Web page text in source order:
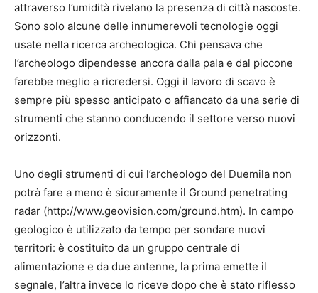
attraverso l’umidità rivelano la presenza di città nascoste.
Sono solo alcune delle innumerevoli tecnologie oggi
usate nella ricerca archeologica. Chi pensava che
l’archeologo dipendesse ancora dalla pala e dal piccone
farebbe meglio a ricredersi. Oggi il lavoro di scavo è
sempre più spesso anticipato o affiancato da una serie di
strumenti che stanno conducendo il settore verso nuovi
orizzonti.
Uno degli strumenti di cui l’archeologo del Duemila non
potrà fare a meno è sicuramente il Ground penetrating
radar (http://www.geovision.com/ground.htm). In campo
geologico è utilizzato da tempo per sondare nuovi
territori: è costituito da un gruppo centrale di
alimentazione e da due antenne, la prima emette il
segnale, l’altra invece lo riceve dopo che è stato riflesso